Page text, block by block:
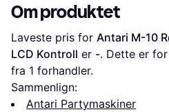
Om produktet
Laveste pris for Antari M-10
LCD Kontroll er -. Dette er
fra 1 forhandler.
Sammenlign:
Antari Partymaskiner